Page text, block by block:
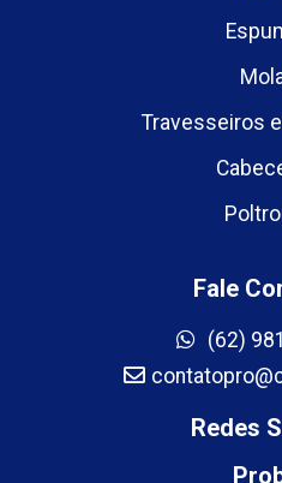
Travesseiros
Fale
(62)
Redes